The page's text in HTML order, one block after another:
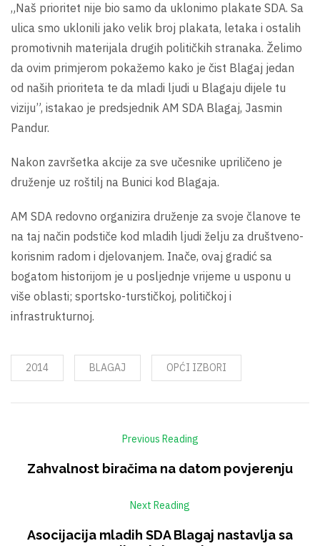
„Naš prioritet nije bio samo da uklonimo plakate SDA. Sa
ulica smo uklonili jako velik broj plakata, letaka i ostalih
promotivnih materijala drugih političkih stranaka. Želimo
da ovim primjerom pokažemo kako je čist Blagaj jedan
od naših prioriteta te da mladi ljudi u Blagaju dijele tu
viziju”, istakao je predsjednik AM SDA Blagaj, Jasmin
Pandur.
Nakon završetka akcije za sve učesnike upriličeno je
druženje uz roštilj na Bunici kod Blagaja.
AM SDA redovno organizira druženje za svoje članove te
na taj način podstiče kod mladih ljudi želju za društveno-
korisnim radom i djelovanjem. Inače, ovaj gradić sa
bogatom historijom je u posljednje vrijeme u usponu u
više oblasti; sportsko-turstičkoj, političkoj i
infrastrukturnoj.
2014 BLAGAJ OPĆI IZBORI
Previous Reading
Zahvalnost biračima na datom povjerenju
Next Reading
Asocijacija mladih SDA Blagaj nastavlja sa